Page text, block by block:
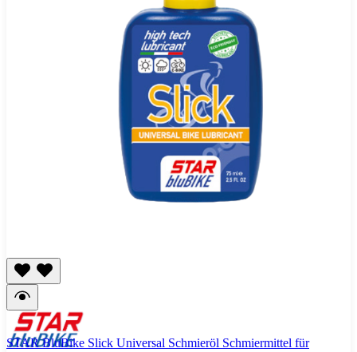
STAR BluBike Slick Universal Schmieröl Schmiermittel für